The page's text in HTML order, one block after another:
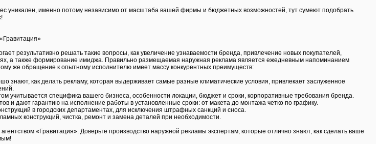
уникален, именно потому независимо от масштаба вашей фирмы и бюджетных возможностей, тут сумеют подобрать
результативно решать такие вопросы, как увеличение узнаваемости бренда, привлечение новых покупателей,
а также формирование имиджа. Правильно размещаемая наружная реклама является ежедневным напоминанием
же обращение к опытному исполнителю имеет массу конкурентных преимуществ:
знают, как делать рекламу, которая выдерживает самые разные климатические условия, привлекает заслуженное
учитывается специфика вашего бизнеса, особенности локации, бюджет и сроки, корпоративные требования бренда.
и дают гарантию на исполнение работы в установленные сроки: от макета до монтажа четко по графику.
в городских департаментах, для исключения штрафных санкций и сноса.
конструкций, чистка, ремонт и замена деталей при необходимости.
«Гравитация». Доверьте производство наружной рекламы экспертам, которые отлично знают, как сделать ваше